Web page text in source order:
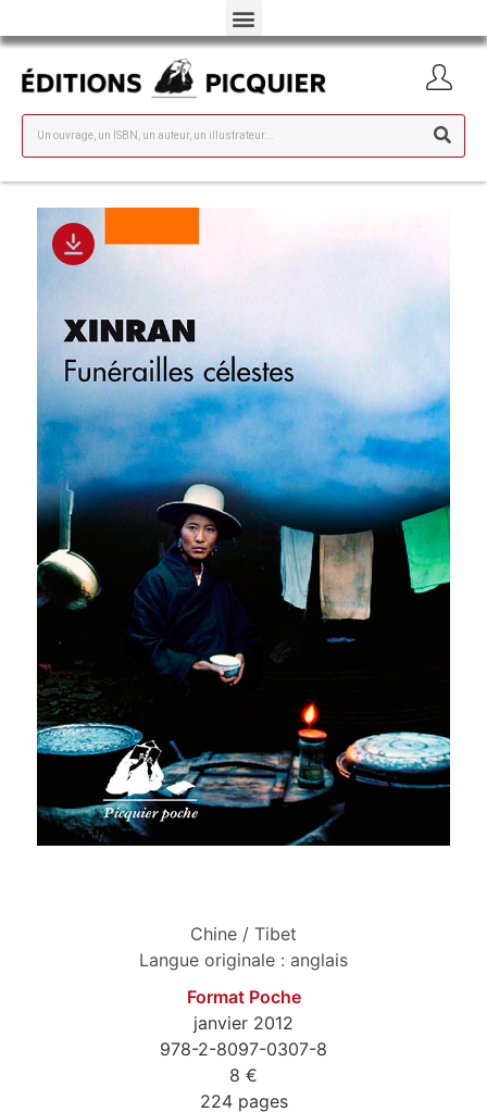
Chine
Tibet
Langue originale : anglais
Format Poche
janvier 2012
978-2-8097-0307-8
8 €
224 pages